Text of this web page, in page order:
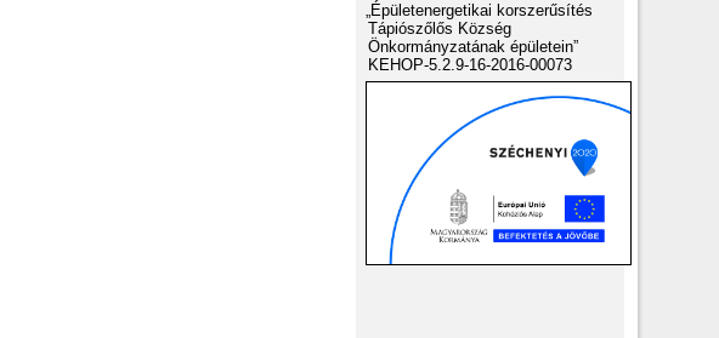
„Épületenergetikai korszerűsítés
Tápiószőlős Község
Önkormányzatának épületein”
KEHOP-5.2.9-16-2016-00073